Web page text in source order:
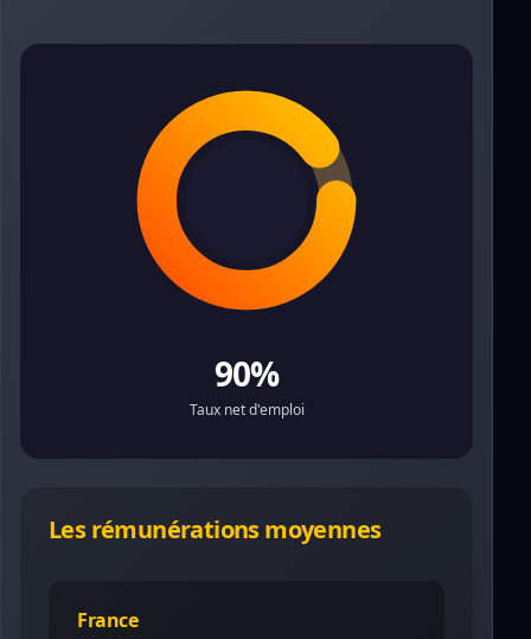
90%
Taux net d'emploi
Les rémunérations moyennes
France